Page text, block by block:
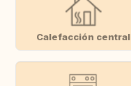
Calefacción central